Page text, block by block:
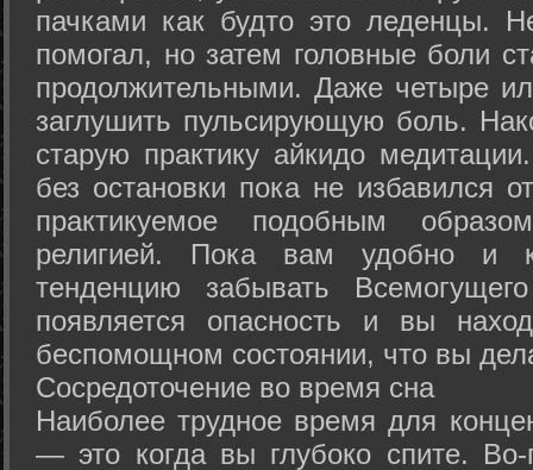
пачками как будто это леденцы.
помогал, но затем головные боли
продолжительными. Даже четыре
заглушить пульсирующую боль.
старую практику айкидо
без остановки пока не избавился
практикуемое подобным
религией. Пока вам удобно и
тенденцию забывать
появляется опасность и вы
беспомощном состоянии, что вы
Сосредоточение во время сна
Наиболее трудное время для
— это когда вы глубоко спите.